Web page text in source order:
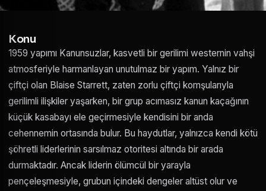
Konu
1959 yapımı Kanunsuzlar, kasvetli bir gerilimi westernin vahşi
atmosferiyle harmanlayan unutulmaz bir yapım. Yalnız bir
çiftçi olan Blaise Starrett, zaten zorlu çiftçi komşularıyla
gerilimli ilişkiler yaşarken, bir grup acımasız kanun kaçağının
küçük kasabayı ele geçirmesiyle kendisini bir anda
cehennemin ortasında bulur. Bu haydutlar, yalnızca kendi kötü
şöhretli liderlerinin sarsılmaz otoritesi altında bir arada
durmaktadır. Ancak liderin ölümcül bir yarayla
pençeleşmesiyle, grubun içindeki dengeler altüst olur ve